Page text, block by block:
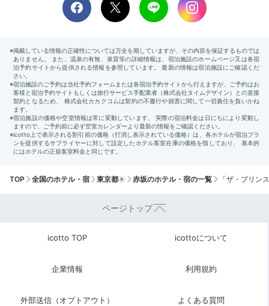
軽く汗を流して
食後は宿泊者無料のジムやプールで軽く汗を流して。ク
ラブフロアに泊まるとサウナ付きの温浴施設も無料で利
TOP 全国のホテル・宿 東京都 赤坂のホテル・宿の一覧 「ザ・プリン
ページトップ
icotto TOP icottoについて
企業情報 利用規約
外部送信（オプトアウト） よくある質問